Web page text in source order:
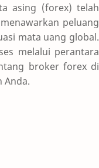
asing (forex) telah
peluang
mata uang global.
melalui perantara
broker forex di
Anda.